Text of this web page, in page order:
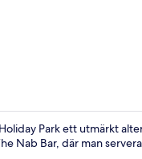
Park ett utmärkt
Nab Bar, där man